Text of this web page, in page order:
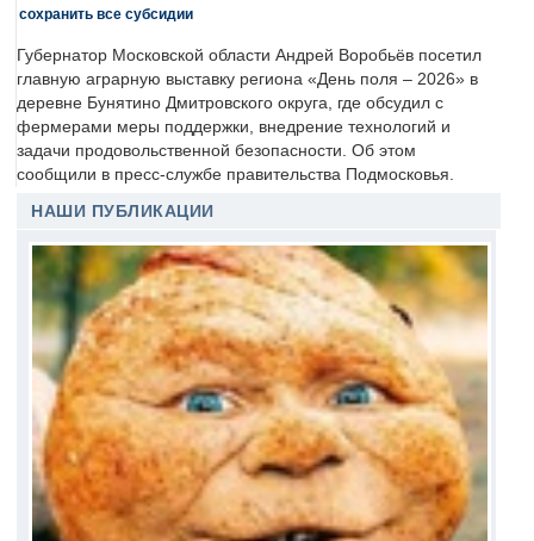
сохранить все субсидии
Губернатор Московской области Андрей Воробьёв посетил
главную аграрную выставку региона «День поля – 2026» в
деревне Бунятино Дмитровского округа, где обсудил с
фермерами меры поддержки, внедрение технологий и
задачи продовольственной безопасности. Об этом
сообщили в пресс-службе правительства Подмосковья.
НАШИ ПУБЛИКАЦИИ